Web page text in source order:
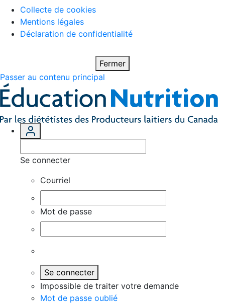
Collecte de cookies
Mentions légales
Déclaration de confidentialité
Fermer
Passer au contenu principal
Se connecter
Courriel
Mot de passe
Se connecter
Impossible de traiter votre demande
Mot de passe oublié